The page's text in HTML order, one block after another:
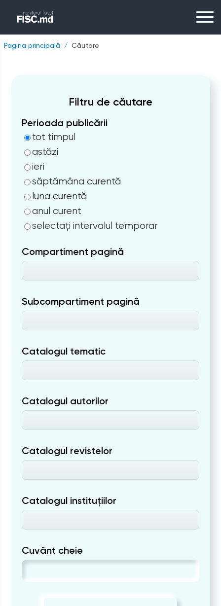
Pagina principală Căutare
Filtru de căutare
Perioada publicării
tot timpul
astăzi
ieri
săptămâna curentă
luna curentă
anul curent
selectați intervalul temporar
Compartiment pagină
Subcompartiment pagină
Catalogul tematic
Catalogul autorilor
Catalogul revistelor
Catalogul instituțiilor
Cuvânt cheie